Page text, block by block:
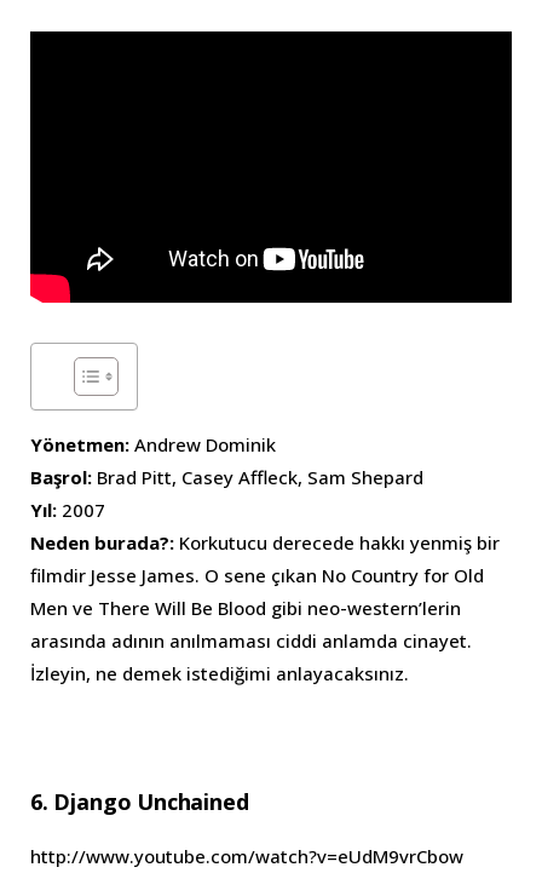
Yönetmen: Andrew Dominik
Başrol: Brad Pitt, Casey Affleck, Sam Shepard
Yıl: 2007
Neden burada?: Korkutucu derecede hakkı yenmiş bir
filmdir Jesse James. O sene çıkan No Country for Old
Men ve There Will Be Blood gibi neo-western’lerin
arasında adının anılmaması ciddi anlamda cinayet.
İzleyin, ne demek istediğimi anlayacaksınız.
6. Django Unchained
http://www.youtube.com/watch?v=eUdM9vrCbow